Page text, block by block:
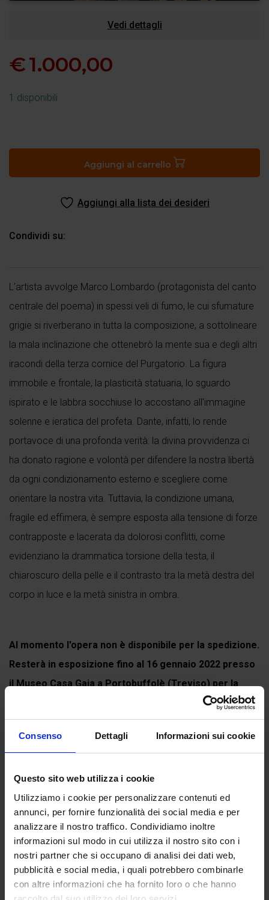
Consenso Dettagli Informazioni sui cookie
Questo sito web utilizza i cookie
Utilizziamo i cookie per personalizzare contenuti ed
annunci, per fornire funzionalità dei social media e per
analizzare il nostro traffico. Condividiamo inoltre
informazioni sul modo in cui utilizza il nostro sito con i
nostri partner che si occupano di analisi dei dati web,
pubblicità e social media, i quali potrebbero combinarle
con altre informazioni che ha fornito loro o che hanno
Vedi dettagli
€1.000,00
1 disponibili
Purgatorio
Aggiungi al carrello
Aggiungi alla lista dei desideri
Condividi su:
L’artista avvolge Marco Lombardo (protagonista del canto
centrale del poema) in spessi veli di fumo, le cui sfumature
grigie si riverberano in tutta la composizione, a sottolineare
la mala inclinazione che ottenebrò la mente sua e degli altri
iracondi della terza cornice del Purgatorio. La figura
immobile e frontale, la plasticità statuaria, lo sguardo
ispirato e le labbra socchiuse lo accostano all’immagine
solenne e ieratica del profeta. Dante, infatti, lo rende
portavoce di una profonda verità: la divina provvidenza ci
ha donato ragione e volontà per difendere la nostra libertà
da ogni condizionamento esterno e scegliere come
orientare la nostra vita. Tuttavia, la condizione umana,
fragile ed effimera, è sempre esposta alla tensione di forze
contrapposte e lacerata da dolorosi conflitti, come
evidenziano la drammatica torsione della testa, il
chiaroscuro della pelle e il contrasto tra la metà destra del
corpo in luce e la metà sinistra in ombra.
Al momento l'opera non è disponibile per la spedizione.
Resterà in esposizione fino al 16 gennaio 2022 presso
il Museo Casa Gaia a Portobuffolè (Treviso) per la
DIVINA COMMEDIA. L'arte contemporanea
rilegge...
Recensioni
Ancora non ci sono recensioni.
Recensisci per primo “Canto XVI del Purgatorio”
(Click here to login and review this product)